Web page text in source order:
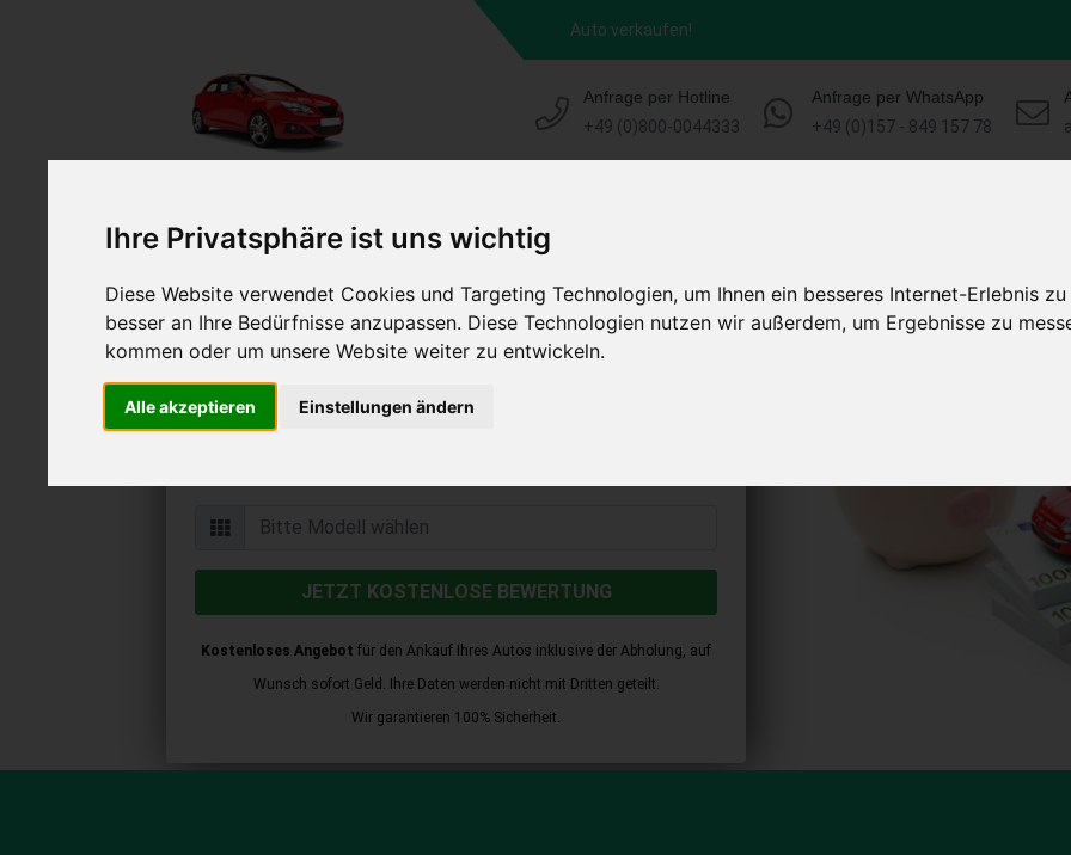
Ihre Privatsphäre ist uns wichtig
Diese Website verwendet Cookies und Targeting Technologien, um Ihnen ein besseres Internet-Erlebnis
besser an Ihre Bedürfnisse anzupassen. Diese Technologien nutzen wir außerdem, um Ergebnisse zu
kommen oder um unsere Website weiter zu entwickeln.
Alle akzeptieren Einstellungen ändern
Auto verkaufen!
Anfrage per Hotline
+49 (0)800-0044333
Anfrage per WhatsApp
+49 (0)157 - 849 157 78
Auto verkaufen in Höxter Nordrhein-
Westfalen (Deutschland)
Online Auto verkaufen & gratis abholen lassen
Auf Wunsch sofort Geld für Ihr Auto erhalten
JETZT KOSTENLOSE BEWERTUNG
Kostenloses Angebot für den Ankauf Ihres Autos inklusive der Abholung, auf
Wunsch sofort Geld. Ihre Daten werden nicht mit Dritten geteilt.
Wir garantieren 100% Sicherheit.